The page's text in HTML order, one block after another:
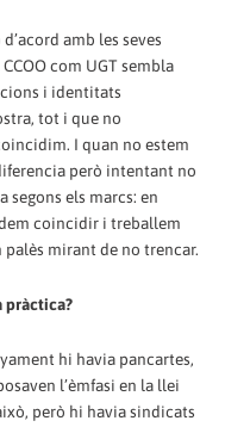
amb les seves
com UGT sembla
i identitats
tot i que no
I quan no estem
però intentant no
segons els marcs: en
coincidir i treballem
mirant de no trencar.
pràctica?
hi havia pancartes,
l’èmfasi en la llei
però hi havia sindicats